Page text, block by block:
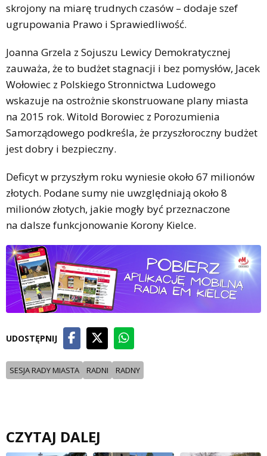
skrojony na miarę trudnych czasów – dodaje szef
ugrupowania Prawo i Sprawiedliwość.
Joanna Grzela z Sojuszu Lewicy Demokratycznej
zauważa, że to budżet stagnacji i bez pomysłów, Jacek
Wołowiec z Polskiego Stronnictwa Ludowego
wskazuje na ostrożnie skonstruowane plany miasta
na 2015 rok. Witold Borowiec z Porozumienia
Samorządowego podkreśla, że przyszłoroczny budżet
jest dobry i bezpieczny.
Deficyt w przyszłym roku wyniesie około 67 milionów
złotych. Podane sumy nie uwzględniają około 8
milionów złotych, jakie mogły być przeznaczone
na dalsze funkcjonowanie Korony Kielce.
UDOSTĘPNIJ
SESJA RADY MIASTA RADNI RADNY
CZYTAJ DALEJ